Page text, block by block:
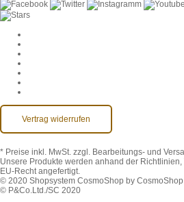
Vertrag widerrufen
* Preise inkl. MwSt. zzgl. Bearbeitungs- und
Unsere Produkte werden anhand der
EU-Recht angefertigt.
© 2020 Shopsystem CosmoShop by CosmoShop
© P&Co.Ltd./SC 2020